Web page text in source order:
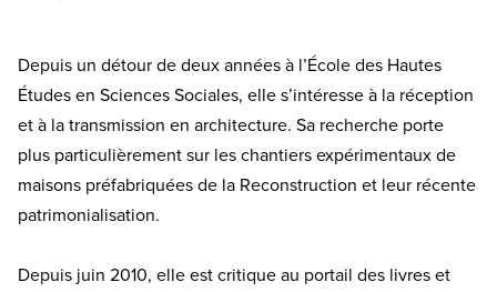
Depuis un détour de deux années à l’École des Hautes
Études en Sciences Sociales, elle s’intéresse à la réception
et à la transmission en architecture. Sa recherche porte
plus particulièrement sur les chantiers expérimentaux de
maisons préfabriquées de la Reconstruction et leur récente
patrimonialisation.
Depuis juin 2010, elle est critique au portail des livres et